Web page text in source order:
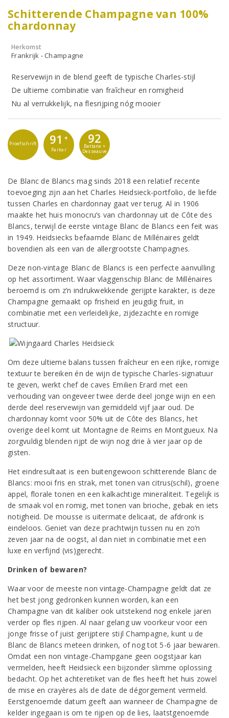
Schitterende Champagne van 100%
chardonnay
Herkomst
Frankrijk - Champagne
Reservewijn in de blend geeft de typische Charles-stijl
De ultieme combinatie van fraîcheur en romigheid
Nu al verrukkelijk, na flesrijping nóg mooier
Proefschrift 91 +
Parker
92
Bettane +
Desseauve
De Blanc de Blancs mag sinds 2018 een relatief recente
toevoeging zijn aan het Charles Heidsieck-portfolio, de liefde
tussen Charles en chardonnay gaat ver terug. Al in 1906
maakte het huis monocru’s van chardonnay uit de Côte des
Blancs, terwijl de eerste vintage Blanc de Blancs een feit was
in 1949. Heidsiecks befaamde Blanc de Millénaires geldt
bovendien als een van de allergrootste Champagnes.
Deze non-vintage Blanc de Blancs is een perfecte aanvulling
op het assortiment. Waar vlaggenschip Blanc de Millénaires
beroemd is om z’n indrukwekkende gerijpte karakter, is deze
Champagne gemaakt op frisheid en jeugdig fruit, in
combinatie met een verleidelijke, zijdezachte en romige
structuur.
Om deze ultieme balans tussen fraîcheur en een rijke, romige
textuur te bereiken én de wijn de typische Charles-signatuur
te geven, werkt chef de caves Emilien Erard met een
verhouding van ongeveer twee derde deel jonge wijn en een
derde deel reservewijn van gemiddeld vijf jaar oud. De
chardonnay komt voor 50% uit de Côte des Blancs, het
overige deel komt uit Montagne de Reims en Montgueux. Na
zorgvuldig blenden rijpt de wijn nog drie à vier jaar op de
gisten.
Het eindresultaat is een buitengewoon schitterende Blanc de
Blancs: mooi fris en strak, met tonen van citrus(schil), groene
appel, florale tonen en een kalkachtige mineraliteit. Tegelijk is
de smaak vol en romig, met tonen van brioche, gebak en iets
notigheid. De mousse is uitermate delicaat, de afdronk is
eindeloos. Geniet van deze prachtwijn tussen nu en zo’n
zeven jaar na de oogst, al dan niet in combinatie met een
luxe en verfijnd (vis)gerecht.
Drinken of bewaren?
Waar voor de meeste non vintage-Champagne geldt dat ze
het best jong gedronken kunnen worden, kan een
Champagne van dit kaliber ook uitstekend nog enkele jaren
verder op fles rijpen. Al naar gelang uw voorkeur voor een
jonge frisse of juist gerijptere stijl Champagne, kunt u de
Blanc de Blancs meteen drinken, of nog tot 5-6 jaar bewaren.
Omdat een non vintage-Champgane geen oogstjaar kan
vermelden, heeft Heidsieck een bijzonder slimme oplossing
bedacht. Op het achteretiket van de fles heeft het huis zowel
de mise en crayères als de date de dégorgement vermeld.
Eerstgenoemde datum geeft aan wanneer de Champagne de
kelder ingegaan is om te rijpen op de lies, laatstgenoemde